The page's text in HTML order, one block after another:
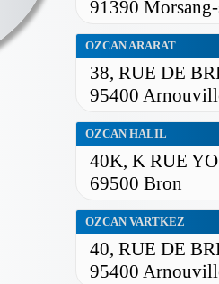
91390
OZCAN ARARAT
38, RUE DE
95400
OZCAN HALIL
40K, K RUE
69500 Bron
OZCAN VARTKEZ
40, RUE DE
95400